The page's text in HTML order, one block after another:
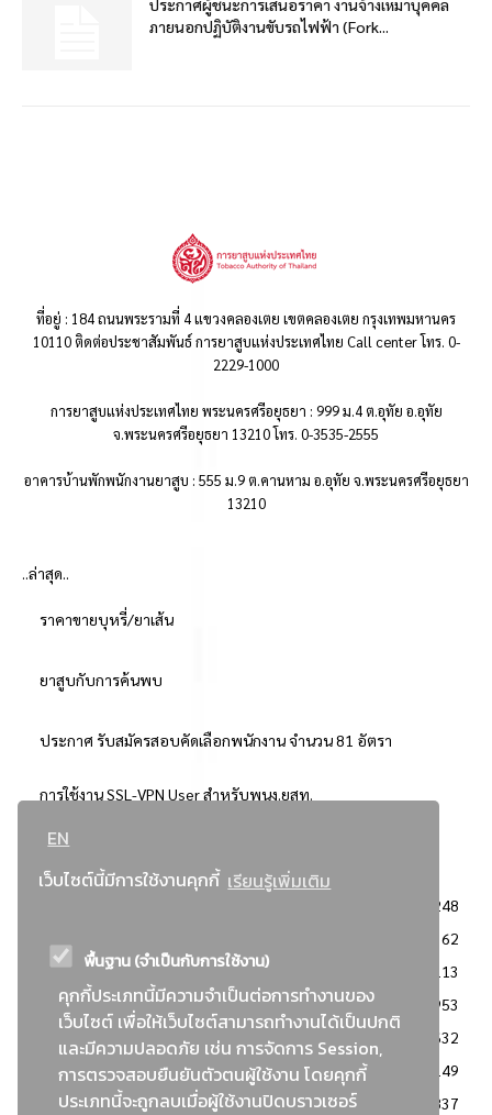
EN
เว็บไซต์นี้มีการใช้งานคุกกี้ เรียนรู้เพิ่มเติม
พื้นฐาน (จำเป็นกับการใช้งาน)
คุกกี้ประเภทนี้มีความจำเป็นต่อการทำงานของ
เว็บไซต์ เพื่อให้เว็บไซต์สามารถทำงานได้เป็นปกติ
และมีความปลอดภัย เช่น การจัดการ Session,
การตรวจสอบยืนยันตัวตนผู้ใช้งาน โดยคุกกี้
ประเภทนี้จะถูกลบเมื่อผู้ใช้งานปิดบราวเซอร์
ประกาศผู้ชนะการเสนอราคา งานจ้างเหมาบุคคล
ภายนอกปฏิบัติงานขับรถไฟฟ้า (Fork...
ที่อยู่ : 184 ถนนพระรามที่ 4 แขวงคลองเตย เขตคลองเตย กรุงเทพมหานคร
10110 ติดต่อประชาสัมพันธ์ การยาสูบแห่งประเทศไทย Call center โทร. 0-
2229-1000
การยาสูบแห่งประเทศไทย พระนครศรีอยุธยา : 999 ม.4 ต.อุทัย อ.อุทัย
จ.พระนครศรีอยุธยา 13210 โทร. 0-3535-2555
อาคารบ้านพักพนักงานยาสูบ : 555 ม.9 ต.คานหาม อ.อุทัย จ.พระนครศรีอยุธยา
13210
..ล่าสุด..
ราคาขายบุหรี่/ยาเส้น
ยาสูบกับการค้นพบ
ประกาศ รับสมัครสอบคัดเลือกพนักงาน จำนวน 81 อัตรา
การใช้งาน SSL-VPN User สำหรับพนง.ยสท.
..ยอดนิยม..
3248
2362
: วิธีเฉพาะเจาะจง
2113
ข่าวสาร/ประกาศ
1953
: เอกสารส่งเสริมความโปร่งใสในการจัดซื้อจัดจ้าง
1632
ข่าวสารจัดซื้อจัดจ้าง
1149
: แผนการจัดซื้อจัดจ้าง
837